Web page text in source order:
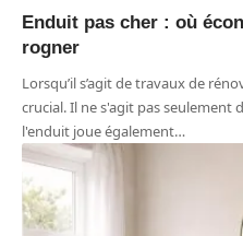
Enduit pas cher : où
rogner
Lorsqu’il s’agit de travaux de
crucial. Il ne s'agit pas
l'enduit joue également…